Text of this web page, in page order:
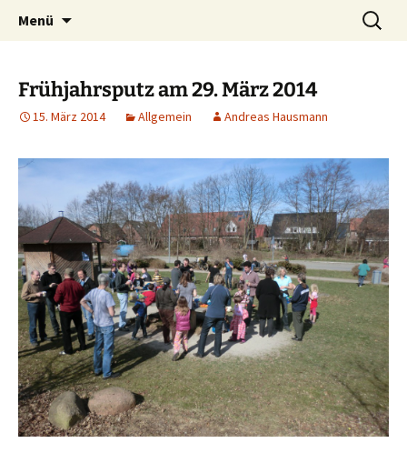
Interessenvertretung
Ahrensburger Kamp e. V.
Ahrensburg, Schleswig-Holstein
Menü
Suchen
nach:
Frühjahrsputz am 29. März 2014
15. März 2014 Allgemein Andreas Hausmann